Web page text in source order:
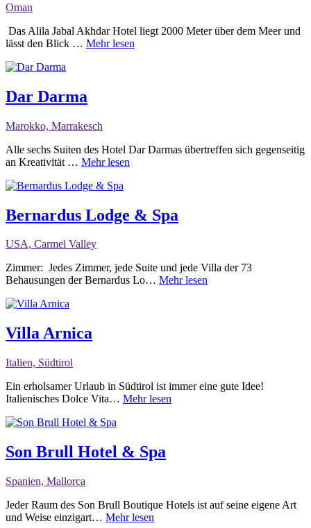
Oman
Das Alila Jabal Akhdar Hotel liegt 2000 Meter über dem Meer und
lässt den Blick … Mehr lesen
Dar Darma
Marokko, Marrakesch
Alle sechs Suiten des Hotel Dar Darmas übertreffen sich gegenseitig
an Kreativität … Mehr lesen
Bernardus Lodge & Spa
USA, Carmel Valley
Zimmer: Jedes Zimmer, jede Suite und jede Villa der 73
Behausungen der Bernardus Lo… Mehr lesen
Villa Arnica
Italien, Südtirol
Ein erholsamer Urlaub in Südtirol ist immer eine gute Idee!
Italienisches Dolce Vita… Mehr lesen
Son Brull Hotel & Spa
Spanien, Mallorca
Jeder Raum des Son Brull Boutique Hotels ist auf seine eigene Art
und Weise einzigart… Mehr lesen